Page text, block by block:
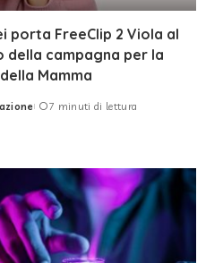
porta FreeClip 2 Viola al
della campagna per la
Mamma
7 minuti di lettura